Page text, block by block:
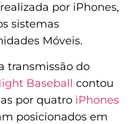
por iPhones,
sistemas
Móveis.
transmissão do
Baseball contou
por quatro iPhones
posicionados em